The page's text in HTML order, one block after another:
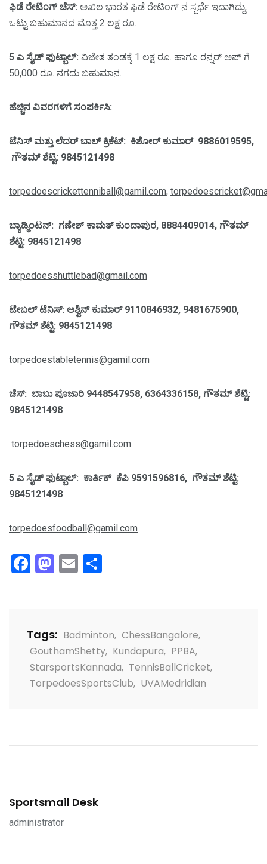
ಫಿಡೆ ರೇಟಿಂಗ್ ಚೆಸ್: ಅಖಿಲ ಭಾರತ ಫಿಡೆ ರೇಟಿಂಗ್ ನ ಸ್ಪರ್ಧೆ ಇದಾಗಿದ್ದು,
ಒಟ್ಟು ಬಹುಮಾನದ ಮೊತ್ತ 2 ಲಕ್ಷ ರೂ.
5 ಎ ಸೈಡ್ ಫುಟ್ಬಾಲ್: ವಿಜೇತ ತಂಡಕ್ಕೆ 1 ಲಕ್ಷ ರೂ. ಹಾಗೂ ರನ್ನರ್ ಅಪ್ ಗೆ
50,000 ರೂ. ನಗದು ಬಹುಮಾನ.
ಹೆಚ್ಚಿನ ವಿವರಗಳಿಗೆ ಸಂಪರ್ಕಿಸಿ:
ಟೆನಿಸ್ ಮತ್ತು ಲೆದರ್ ಬಾಲ್ ಕ್ರಿಕೆಟ್: ಕಿಶೋರ್ ಕುಮಾರ್ 9886019595,
ಗೌತಮ್ ಶೆಟ್ಟಿ: 9845121498
torpedoescrickettenniball@gamil.com,
ಬ್ಯಾಡ್ಮಿಂಟನ್: ಗಣೇಶ್ ಕಾಮತ್ ಕುಂದಾಪುರ, 8884409014, ಗೌತಮ್
ಶೆಟ್ಟಿ: 9845121498
torpedoesshuttlebad@gmail.com
ಟೇಬಲ್ ಟೆನಿಸ್: ಅಶ್ವಿನ್ ಕುಮಾರ್ 9110846932, 9481675900,
ಗೌತಮ್ ಶೆಟ್ಟಿ: 9845121498
torpedoestabletennis@gamil.com
ಚೆಸ್: ಬಾಬು ಪೂಜಾರಿ 9448547958, 6364336158, ಗೌತಮ್ ಶೆಟ್ಟಿ:
9845121498
torpedoeschess@gamil.com
5 ಎ ಸೈಡ್ ಫುಟ್ಬಾಲ್: ಕಾರ್ತಿಕ್ ಕೆಪಿ 9591596816, ಗೌತಮ್ ಶೆಟ್ಟಿ:
9845121498
torpedoesfoodball@gamil.com
Facebook
Mastodon
Email
Tags: Badminton, ChessBangalore,
GouthamShetty, Kundapura, PPBA,
StarsportsKannada, TennisBallCricket,
TorpedoesSportsClub, UVAMedridian
Sportsmail Desk
administrator